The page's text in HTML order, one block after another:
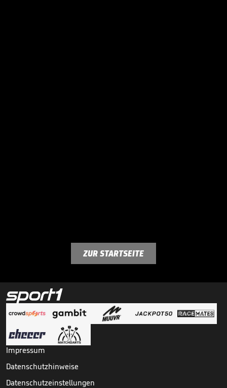
ZUR STARTSEITE
Impressum
Datenschutzhinweise
Datenschutzeinstellungen